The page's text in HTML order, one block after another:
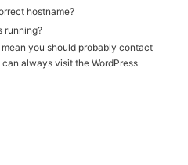
hostname?
running?
you should probably contact
can always visit the WordPress